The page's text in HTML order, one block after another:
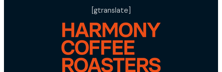
[gtranslate]